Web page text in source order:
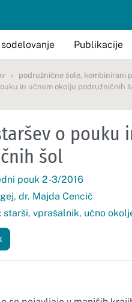
Publikacije
podružnične šole, kombinirani
in učnem okolju podružničnih
o pouku
šol
pouk 2-3/2016
, dr. Majda Cencič
starši, vprašalnik, učno